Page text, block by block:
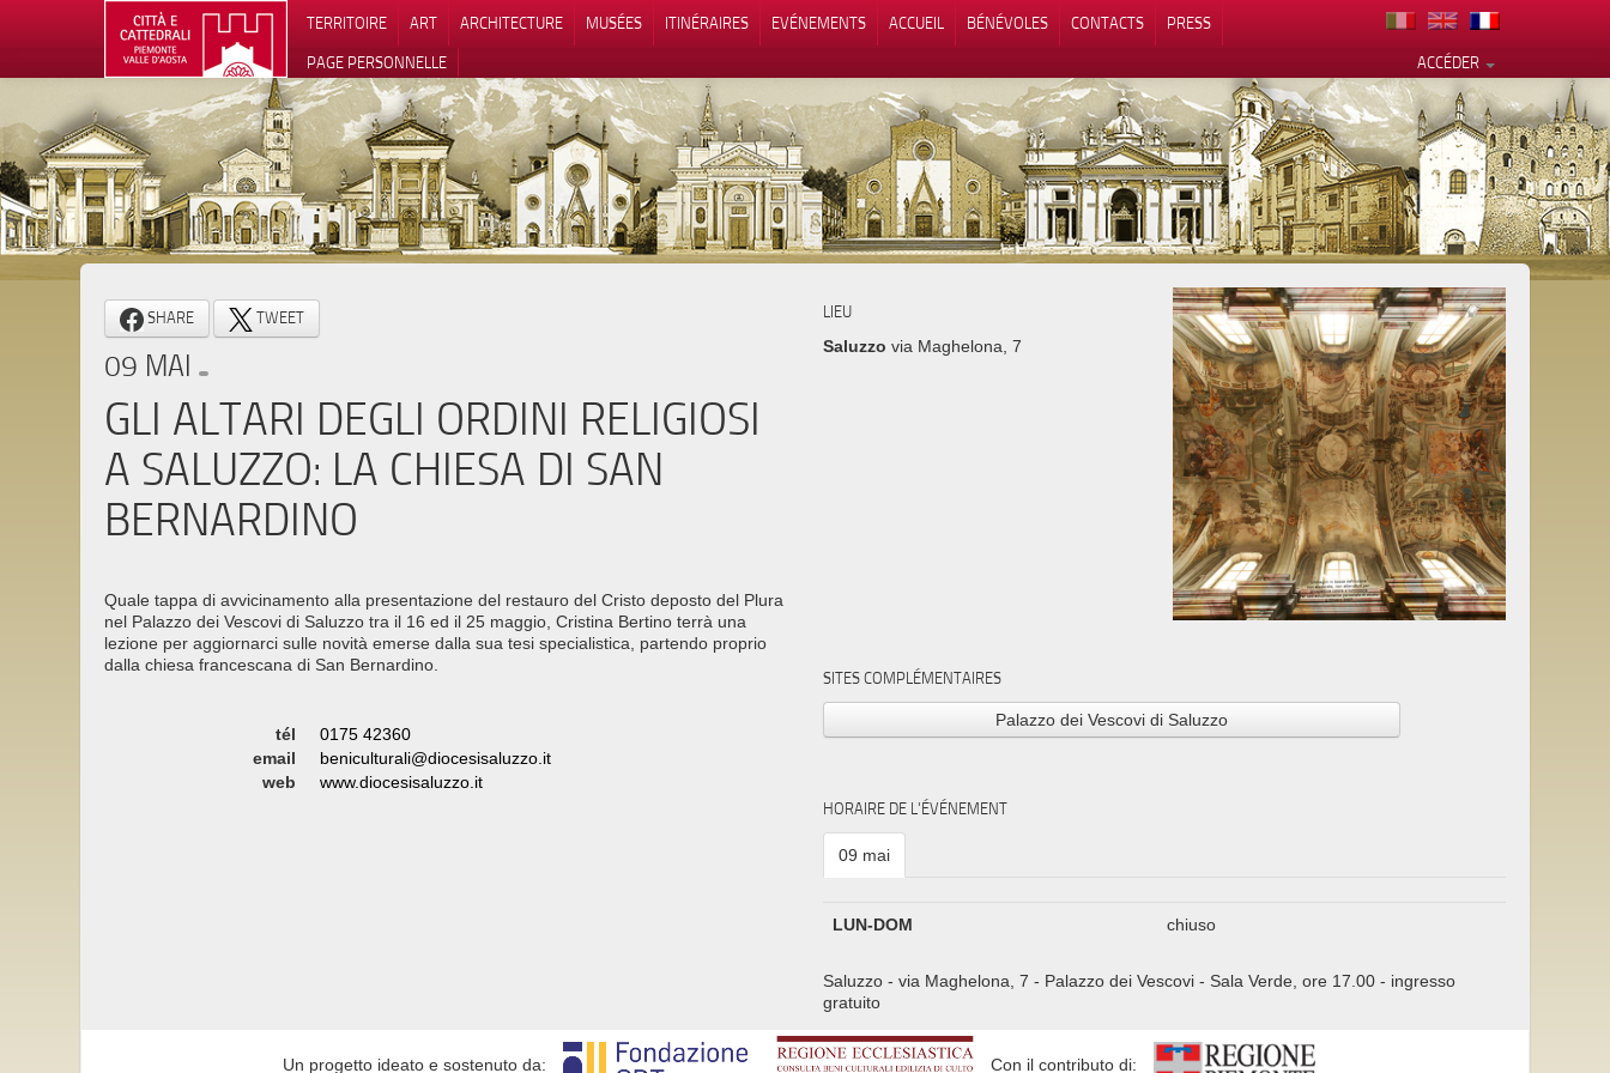
TERRITOIRE ART ARCHITECTURE MUSÉES ITINÉRAIRES EVÉNEMENTS ACCUEIL BÉNÉVOLES CONTACTS
PRESS
ACCÉDER
PAGE PERSONNELLE
SHARE TWEET
09 MAI
GLI ALTARI DEGLI ORDINI RELIGIOSI
A SALUZZO: LA CHIESA DI SAN
BERNARDINO
Quale tappa di avvicinamento alla presentazione del restauro del Cristo deposto del Plura
nel Palazzo dei Vescovi di Saluzzo tra il 16 ed il 25 maggio, Cristina Bertino terrà una
lezione per aggiornarci sulle novità emerse dalla sua tesi specialistica, partendo proprio
dalla chiesa francescana di San Bernardino.
tél
0175 42360
email
beniculturali@diocesisaluzzo.it
web
www.diocesisaluzzo.it
LIEU
Saluzzo via Maghelona, 7
SITES COMPLÉMENTAIRES
Palazzo dei Vescovi di Saluzzo
HORAIRE DE L'ÉVÉNEMENT
09 mai
LUN-DOM chiuso
Saluzzo - via Maghelona, 7 - Palazzo dei Vescovi - Sala Verde, ore 17.00 - ingresso
gratuito
Un progetto ideato e sostenuto da: Con il contributo di:
Vos choix en matière de confidentialité